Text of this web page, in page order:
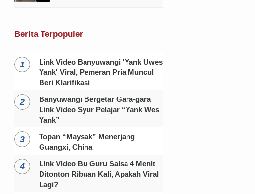
Berita Terpopuler
Link Video Banyuwangi 'Yank Uwes
Yank' Viral, Pemeran Pria Muncul
Beri Klarifikasi
Banyuwangi Bergetar Gara-gara
Link Video Syur Pelajar “Yank Wes
Yank”
Topan “Maysak” Menerjang
Guangxi, China
Link Video Bu Guru Salsa 4 Menit
Ditonton Ribuan Kali, Apakah Viral
Lagi?